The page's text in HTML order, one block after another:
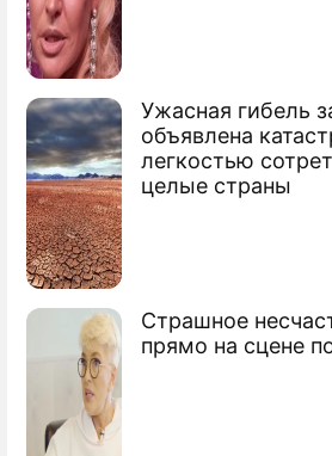
Ужасная гибель
объявлена
легкостью
целые страны
Страшное
прямо на сцене
Украина просит "Газпром"
Ющенко признался в
России